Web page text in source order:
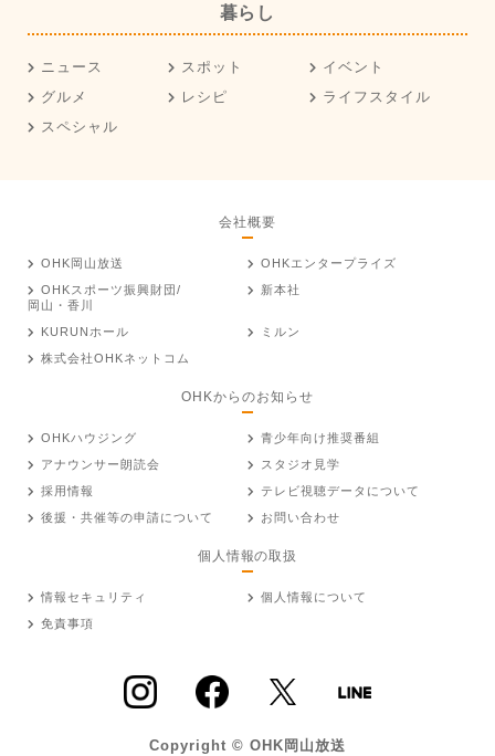
暮らし
ニュース スポット
イベント
グルメ
レシピ
ライフスタイル
スペシャル
会社概要
OHK岡山放送
OHKエンタープライズ
OHKスポーツ振興財団/
岡山・香川
新本社
KURUNホール
ミルン
株式会社OHKネットコム
OHKからのお知らせ
OHKハウジング
青少年向け推奨番組
アナウンサー朗読会
スタジオ見学
採用情報
テレビ視聴データについて
後援・共催等の申請について
お問い合わせ
個人情報の取扱
情報セキュリティ
個人情報について
免責事項
Copyright © OHK岡山放送